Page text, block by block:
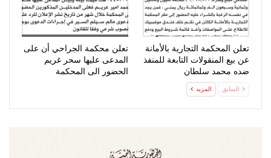
تعلن المحكمة التجارية بالأمانة
عن بيع المنقولات التابعة للمنفذ
ضده محمد سلطان
تعلن محكمة الجراحي أن على
المدعى عليها سحر غريم
الحضور الى المحكمة
السابق المزيد